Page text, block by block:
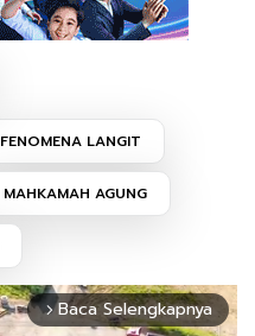
FENOMENA LANGIT
MAHKAMAH AGUNG
arrow_forward_ios Baca Selengkapnya